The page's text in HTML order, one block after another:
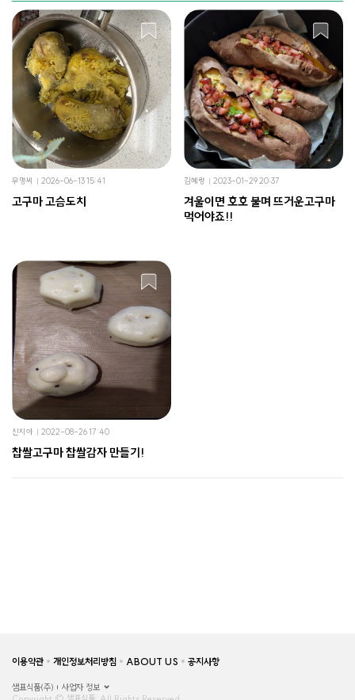
무명씨 2026-06-13 15:41
고구마 고슴도치
김혜랑 2023-01-29 20:37
겨울이면 호호 불며 뜨거운고구마
먹어야죠!!
신지아 2022-08-26 17:40
찹쌀고구마 찹쌀감자 만들기!
이용약관 개인정보처리방침 ABOUT US 공지사항
샘표식품(주)
사업자 정보